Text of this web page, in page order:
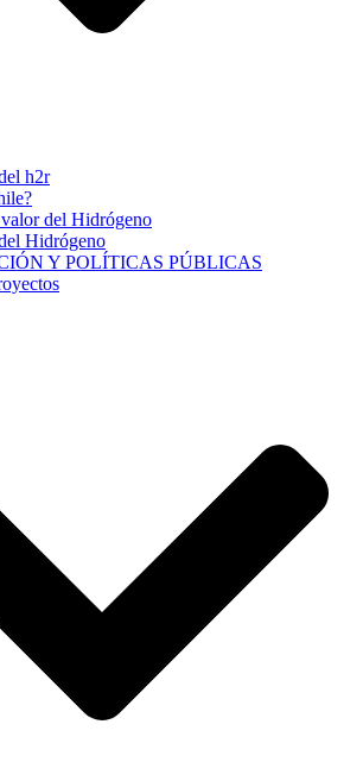
h2r
del Hidrógeno
Hidrógeno
Y POLÍTICAS PÚBLICAS